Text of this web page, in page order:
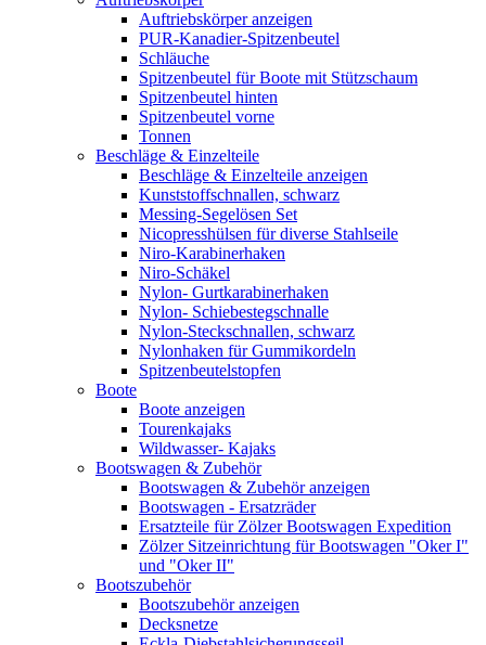
Auftriebskörper anzeigen
PUR-Kanadier-Spitzenbeutel
Schläuche
Spitzenbeutel für Boote mit Stützschaum
Spitzenbeutel hinten
Spitzenbeutel vorne
Tonnen
Beschläge & Einzelteile
Beschläge & Einzelteile anzeigen
Kunststoffschnallen, schwarz
Messing-Segelösen Set
Nicopresshülsen für diverse Stahlseile
Niro-Karabinerhaken
Niro-Schäkel
Nylon- Gurtkarabinerhaken
Nylon- Schiebestegschnalle
Nylon-Steckschnallen, schwarz
Nylonhaken für Gummikordeln
Spitzenbeutelstopfen
Boote
Boote anzeigen
Tourenkajaks
Wildwasser- Kajaks
Bootswagen & Zubehör
Bootswagen & Zubehör anzeigen
Bootswagen - Ersatzräder
Ersatzteile für Zölzer Bootswagen Expedition
Zölzer Sitzeinrichtung für Bootswagen "Oker I"
und "Oker II"
Bootszubehör
Bootszubehör anzeigen
Decksnetze